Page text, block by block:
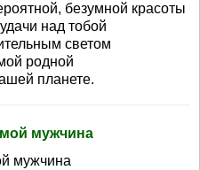
безумной красоты
над тобой
светом
родной
планете.
мужчина
мужчина